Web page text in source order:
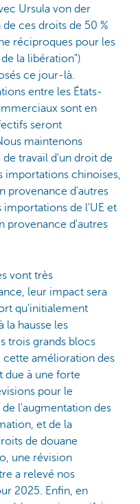
Ursula von der
ces droits de 50 %
réciproques pour les
la libération")
ce jour-là.
entre les États-
sont en
seront
maintenons
travail d'un droit de
importations chinoises,
provenance d'autres
importations de l'UE et
provenance d'autres
vont très
leur impact sera
qu'initialement
la hausse les
trois grands blocs
cette amélioration des
due à une forte
pour le
l'augmentation des
et de la
de douane
une révision
a relevé nos
2025. Enfin, en